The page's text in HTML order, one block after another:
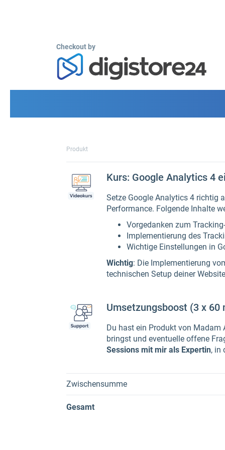
Checkout by
Produkt
Kurs: Google Analytics 4
Setze Google Analytics 4 richtig
Performance. Folgende Inhalte
Vorgedanken zum
Implementierung des
Wichtige Einstellungen in
Wichtig: Die Implementierung
technischen Setup deiner
Umsetzungsboost (3 x 60
Du hast ein Produkt von
bringst und eventuelle offene
Sessions mit mir als Expertin, in
Zwischensumme
Gesamt